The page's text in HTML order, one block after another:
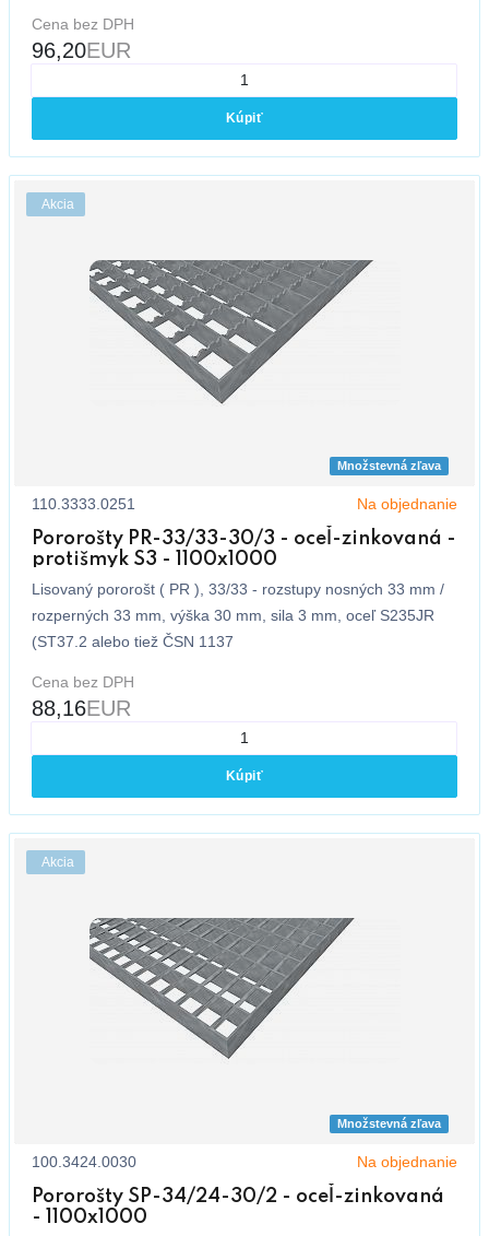
Cena bez DPH
96,20EUR
Kúpiť
Akcia
Množstevná zľava
110.3333.0251 Na objednanie
Pororošty PR-33/33-30/3 - oceľ-zinkovaná -
protišmyk S3 - 1100x1000
Lisovaný pororošt ( PR ), 33/33 - rozstupy nosných 33 mm /
rozperných 33 mm, výška 30 mm, sila 3 mm, oceľ S235JR
(ST37.2 alebo tiež ČSN 1137
Cena bez DPH
88,16EUR
Kúpiť
Akcia
Množstevná zľava
100.3424.0030 Na objednanie
Pororošty SP-34/24-30/2 - oceľ-zinkovaná
- 1100x1000